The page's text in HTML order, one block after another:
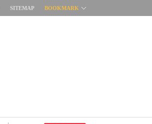
SITEMAP BOOKMARK